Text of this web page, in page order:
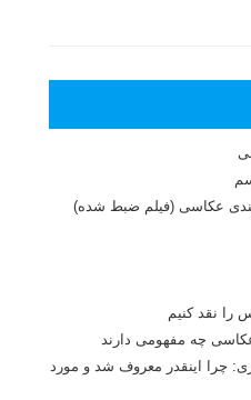
بندی عکاسی (فیلم ضبط شده)
نقد کنیم
چه مفهومی دارند
چرا اینقدر معروف شد و مورد